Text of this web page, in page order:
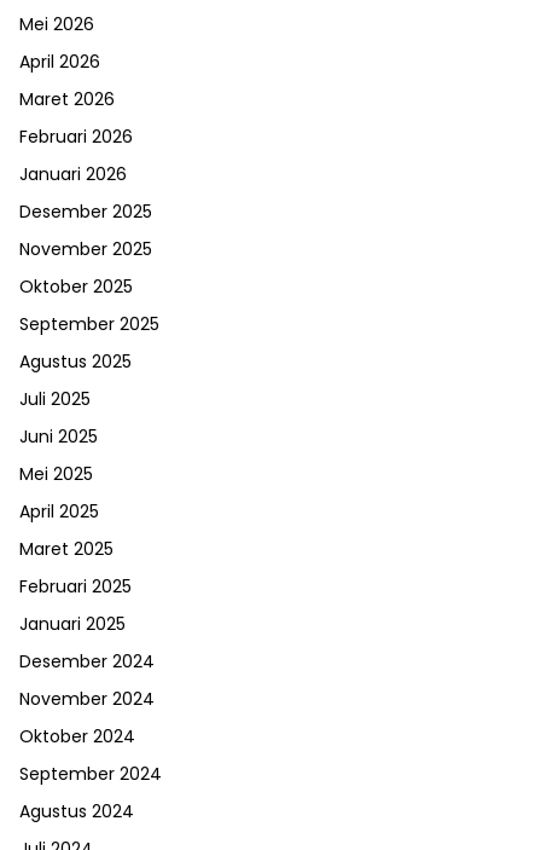
Mei 2026
April 2026
Maret 2026
Februari 2026
Januari 2026
Desember 2025
November 2025
Oktober 2025
September 2025
Agustus 2025
Juli 2025
Juni 2025
Mei 2025
April 2025
Maret 2025
Februari 2025
Januari 2025
Desember 2024
November 2024
Oktober 2024
September 2024
Agustus 2024